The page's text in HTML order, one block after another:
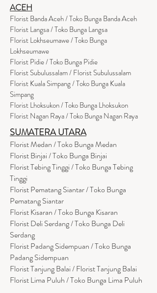
ACEH
Florist Banda Aceh / Toko Bunga Banda Aceh
Florist Langsa / Toko Bunga Langsa
Florist Lokhseumawe / Toko Bunga
Lokhseumawe
Florist Pidie / Toko Bunga Pidie
Florist Subulussalam / Florist Subulussalam
Florist Kuala Simpang / Toko Bunga Kuala
Simpang
Florist Lhoksukon / Toko Bunga Lhoksukon
Florist Nagan Raya / Toko Bunga Nagan Raya
SUMATERA UTARA
Florist Medan / Toko Bunga Medan
Florist Binjai / Toko Bunga Binjai
Florist Tebing Tinggi / Toko Bunga Tebing
Tinggi
Florist Pematang Siantar / Toko Bunga
Pematang Siantar
Florist Kisaran / Toko Bunga Kisaran
Florist Deli Serdang / Toko Bunga Deli
Serdang
Florist Padang Sidempuan / Toko Bunga
Padang Sidempuan
Florist Tanjung Balai / Florist Tanjung Balai
Florist Lima Puluh / Toko Bunga Lima Puluh